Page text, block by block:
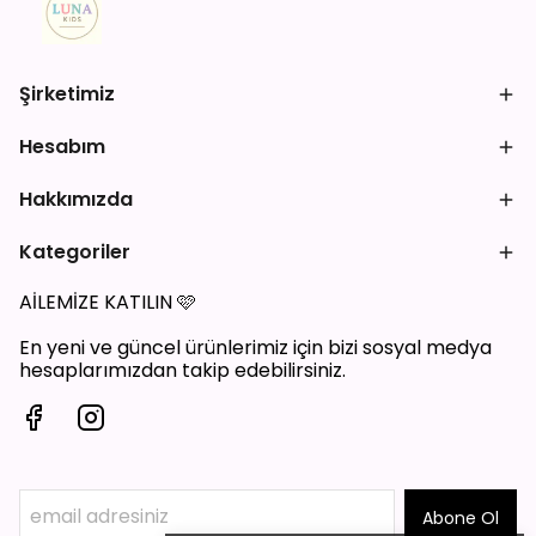
Şirketimiz
Hesabım
Hakkımızda
Kategoriler
AİLEMİZE KATILIN🩷
En yeni ve güncel ürünlerimiz için bizi sosyal medya
hesaplarımızdan takip edebilirsiniz.
Abone Ol